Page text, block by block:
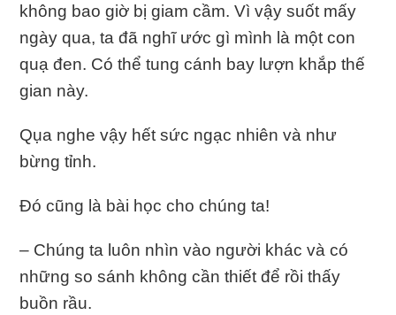
không bao giờ bị giam cầm. Vì vậy suốt mấy
ngày qua, ta đã nghĩ ước gì mình là một con
quạ đen. Có thể tung cánh bay lượn khắp thế
gian này.
Qụa nghe vậy hết sức ngạc nhiên và như
bừng tỉnh.
Đó cũng là bài học cho chúng ta!
– Chúng ta luôn nhìn vào người khác và có
những so sánh không cần thiết để rồi thấy
buồn rầu.